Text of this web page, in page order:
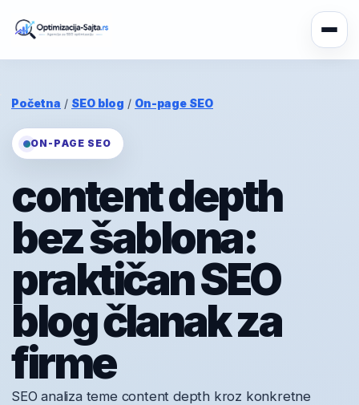
Početna / SEO blog / On-page SEO
ON-PAGE SEO
content depth
bez šablona:
praktičan SEO
blog članak za
firme
SEO analiza teme content depth kroz konkretne